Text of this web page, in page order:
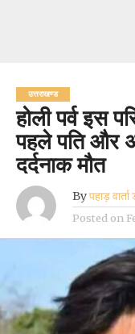
उत्तराखण्ड
होली पर्व इस
पहले पति और
दर्दनाक मौत
Byपहाड़
Posted on